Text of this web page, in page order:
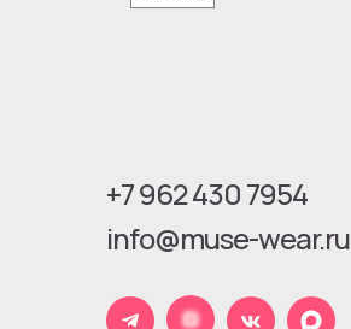
+7 962 430 7954
info@muse-wear.ru